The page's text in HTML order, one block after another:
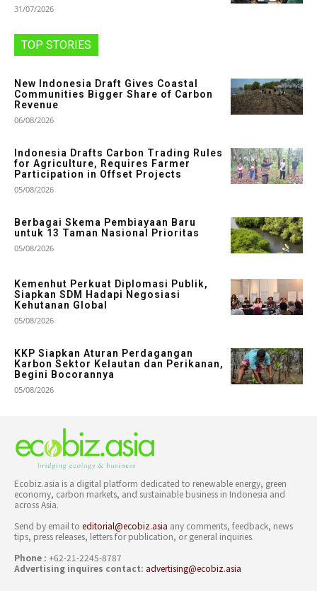
31/07/2026
TOP STORIES
New Indonesia Draft Gives Coastal
Communities Bigger Share of Carbon
Revenue
06/08/2026
Indonesia Drafts Carbon Trading Rules
for Agriculture, Requires Farmer
Participation in Offset Projects
05/08/2026
Berbagai Skema Pembiayaan Baru
untuk 13 Taman Nasional Prioritas
05/08/2026
Kemenhut Perkuat Diplomasi Publik,
Siapkan SDM Hadapi Negosiasi
Kehutanan Global
05/08/2026
KKP Siapkan Aturan Perdagangan
Karbon Sektor Kelautan dan Perikanan,
Begini Bocorannya
05/08/2026
Ecobiz.asia is a digital platform dedicated to renewable energy, green
economy, carbon markets, and sustainable business in Indonesia and
across Asia.
Send by email to editorial@ecobiz.asia any comments, feedback, news
tips, press releases, letters for publication, or general inquiries.
Phone : +62-21-2245-8787
Advertising inquires contact: advertising@ecobiz.asia